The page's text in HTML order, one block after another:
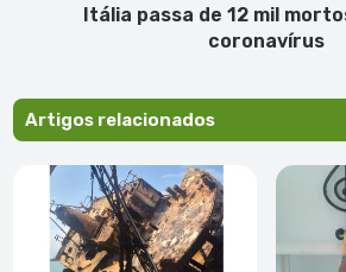
Itália passa de 12 mil
coronavírus
Artigos relacionados